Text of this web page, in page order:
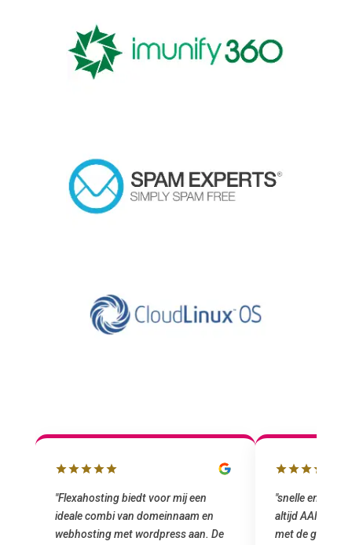
"Flexahosting biedt voor mij een
ideale combi van domeinnaam en
webhosting met wordpress aan. De
"snelle en
altijd AAN (:
met de grote